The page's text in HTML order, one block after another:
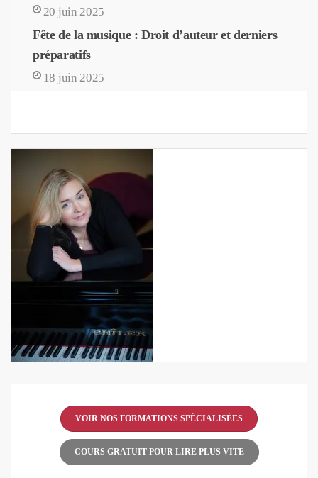
20 juin 2025
Fête de la musique : Droit d’auteur et derniers
préparatifs
18 juin 2025
VOIR NOS FORMATIONS SPÉCIALISÉES
COURS GRATUIT POUR LIRE PLUS VITE